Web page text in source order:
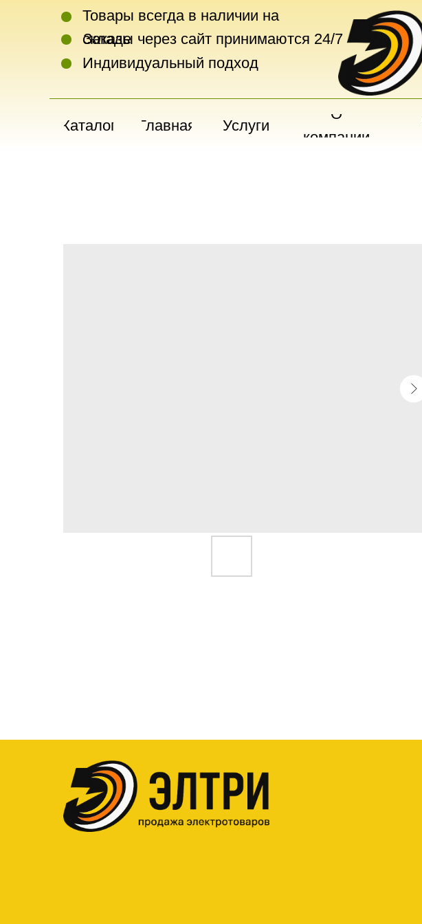
Товары всегда в наличии на
складе
Заказы через сайт принимаются 24/7
Каталог Главная
О
компании
Индивидуальный подход
Услуги